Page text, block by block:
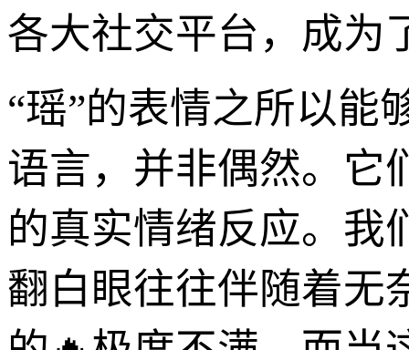
各大社交平台，成为
“瑶”的表情之所以能
语言，并非偶然。它
的真实情绪反应。我
翻白眼往往伴随着无